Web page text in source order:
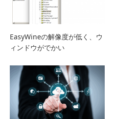
EasyWineの解像度が低く、ウ
ィンドウがでかい